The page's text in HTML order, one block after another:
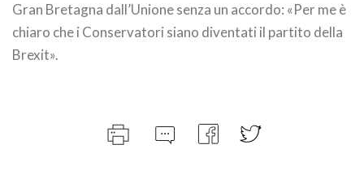
Gran Bretagna dall’Unione senza un accordo: «Per me è
chiaro che i Conservatori siano diventati il partito della
Brexit».